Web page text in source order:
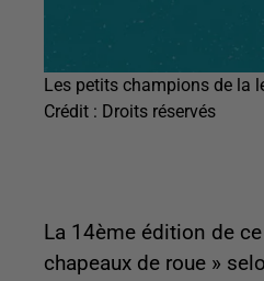
Les petits champions de la
Crédit : Droits réservés
La 14ème édition de
chapeaux de roue »